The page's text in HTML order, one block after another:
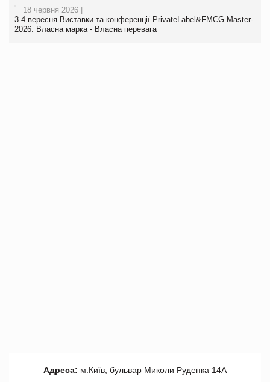
18 червня 2026 |
3-4 вересня Виставки та конференції PrivateLabel&FMCG Master-
2026: Власна марка - Власна перевага
Адреса: м.Київ, бульвар Миколи Руденка 14А